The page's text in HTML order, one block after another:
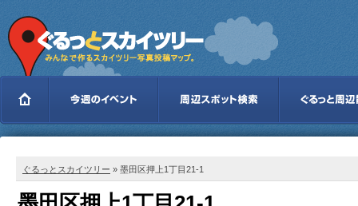
ぐるっとスカイツリー » 墨田区押上1丁目21-1